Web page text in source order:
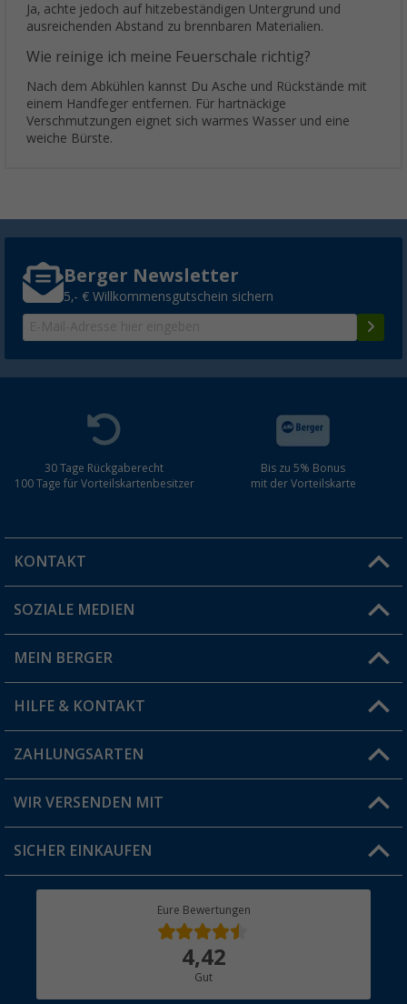
Ja, achte jedoch auf hitzebeständigen Untergrund und
ausreichenden Abstand zu brennbaren Materialien.
Wie reinige ich meine Feuerschale richtig?
Nach dem Abkühlen kannst Du Asche und Rückstände mit
einem Handfeger entfernen. Für hartnäckige
Verschmutzungen eignet sich warmes Wasser und eine
weiche Bürste.
Berger Newsletter
5,- € Willkommensgutschein sichern
30 Tage Rückgaberecht
100 Tage für Vorteilskartenbesitzer
Bis zu 5% Bonus
mit der Vorteilskarte
KONTAKT
Du hast eine Frage?
Filiale finden
SOZIALE MEDIEN
MEIN BERGER
Vorteilskarte
Blog
Jobs & Karriere
HILFE & KONTAKT
FAQ & Kontakt
Versandinformationen
Rücksendung
ZAHLUNGSARTEN
WIR VERSENDEN MIT
SICHER EINKAUFEN
Eure Bewertungen
4,42
Gut